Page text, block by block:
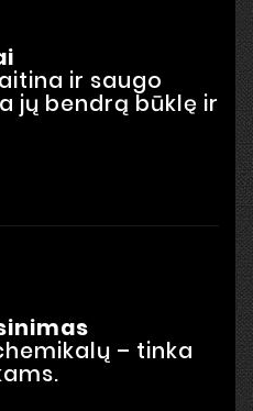
ir saugo
jų bendrą būklę ir
– tinka